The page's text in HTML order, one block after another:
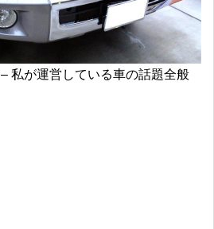
– 私が運営している車の話題全般